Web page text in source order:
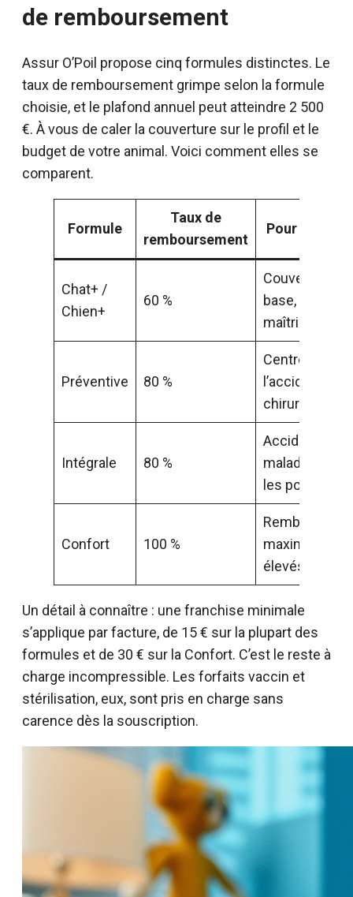
de remboursement
Assur O’Poil propose cinq formules distinctes. Le
taux de remboursement grimpe selon la formule
choisie, et le plafond annuel peut atteindre 2 500
€. À vous de caler la couverture sur le profil et le
budget de votre animal. Voici comment elles se
comparent.
Formule
Taux de
remboursement
Pour quel
Chat+ /
Chien+
60 %
Couverture de
base, budget
maîtrisé
Préventive 80 %
Centrée sur
l’accident et la
chirurgie
Intégrale 80 %
Accident et
maladie sur
les postes
Confort 100 %
maximal,
élevés
Un détail à connaître : une franchise minimale
s’applique par facture, de 15 € sur la plupart des
formules et de 30 € sur la Confort. C’est le reste à
charge incompressible. Les forfaits vaccin et
stérilisation, eux, sont pris en charge sans
carence dès la souscription.